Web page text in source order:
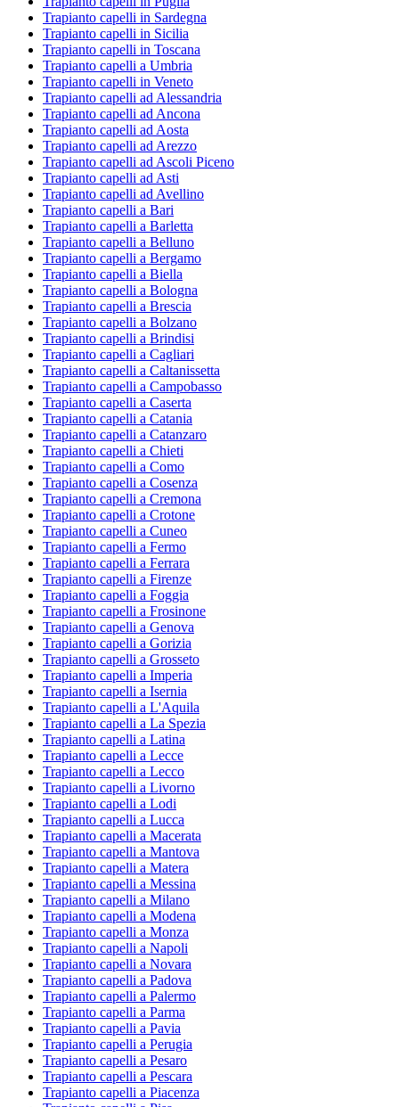
Trapianto capelli in Sardegna
Trapianto capelli in Sicilia
Trapianto capelli in Toscana
Trapianto capelli a Umbria
Trapianto capelli in Veneto
Trapianto capelli ad Alessandria
Trapianto capelli ad Ancona
Trapianto capelli ad Aosta
Trapianto capelli ad Arezzo
Trapianto capelli ad Ascoli Piceno
Trapianto capelli ad Asti
Trapianto capelli ad Avellino
Trapianto capelli a Bari
Trapianto capelli a Barletta
Trapianto capelli a Belluno
Trapianto capelli a Bergamo
Trapianto capelli a Biella
Trapianto capelli a Bologna
Trapianto capelli a Brescia
Trapianto capelli a Bolzano
Trapianto capelli a Brindisi
Trapianto capelli a Cagliari
Trapianto capelli a Caltanissetta
Trapianto capelli a Campobasso
Trapianto capelli a Caserta
Trapianto capelli a Catania
Trapianto capelli a Catanzaro
Trapianto capelli a Chieti
Trapianto capelli a Como
Trapianto capelli a Cosenza
Trapianto capelli a Cremona
Trapianto capelli a Crotone
Trapianto capelli a Cuneo
Trapianto capelli a Fermo
Trapianto capelli a Ferrara
Trapianto capelli a Firenze
Trapianto capelli a Foggia
Trapianto capelli a Frosinone
Trapianto capelli a Genova
Trapianto capelli a Gorizia
Trapianto capelli a Grosseto
Trapianto capelli a Imperia
Trapianto capelli a Isernia
Trapianto capelli a L'Aquila
Trapianto capelli a La Spezia
Trapianto capelli a Latina
Trapianto capelli a Lecce
Trapianto capelli a Lecco
Trapianto capelli a Livorno
Trapianto capelli a Lodi
Trapianto capelli a Lucca
Trapianto capelli a Macerata
Trapianto capelli a Mantova
Trapianto capelli a Matera
Trapianto capelli a Messina
Trapianto capelli a Milano
Trapianto capelli a Modena
Trapianto capelli a Monza
Trapianto capelli a Napoli
Trapianto capelli a Novara
Trapianto capelli a Padova
Trapianto capelli a Palermo
Trapianto capelli a Parma
Trapianto capelli a Pavia
Trapianto capelli a Perugia
Trapianto capelli a Pesaro
Trapianto capelli a Pescara
Trapianto capelli a Piacenza